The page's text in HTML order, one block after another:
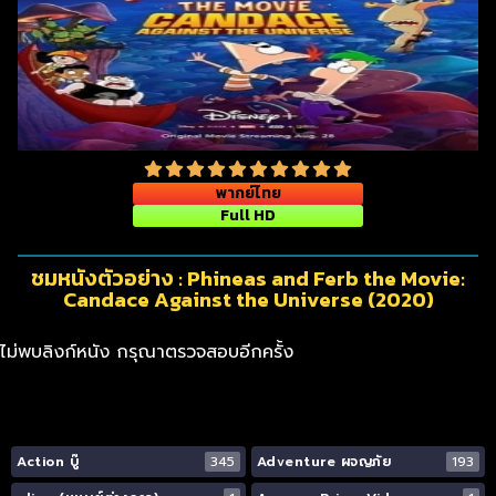
พากย์ไทย
Full HD
ชมหนังตัวอย่าง : Phineas and Ferb the Movie:
Candace Against the Universe (2020)
ไม่พบลิงก์หนัง กรุณาตรวจสอบอีกครั้ง
Action บู๊ 345 Adventure ผจญภัย
193